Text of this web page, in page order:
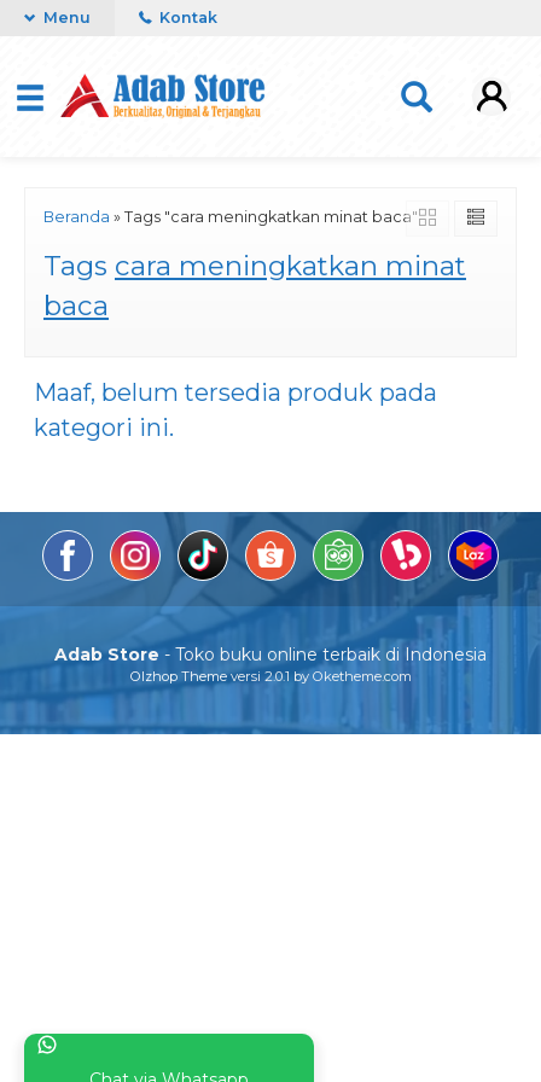
Menu Kontak
Beranda » Tags "cara meningkatkan minat baca"
Tags cara meningkatkan minat
baca
Maaf, belum tersedia produk pada
kategori ini.
Adab Store - Toko buku online terbaik di Indonesia
Olzhop Themeversi 2.0.1 by Oketheme.com